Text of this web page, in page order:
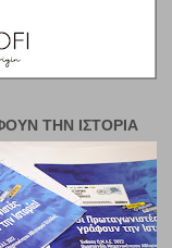
ΤΗΝ ΙΣΤΟΡΊΑ